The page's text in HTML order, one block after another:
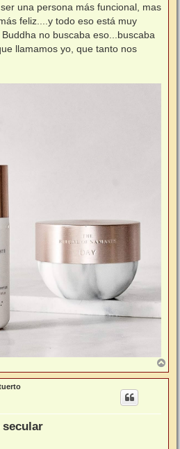
una persona más funcional, mas
feliz....y todo eso está muy
no buscaba eso...buscaba
llamamos yo, que tanto nos
r
r